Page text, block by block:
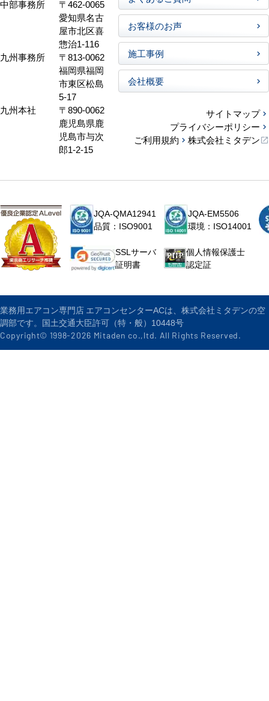
中部事務所
〒462-0065
愛知県名古
屋市北区喜
惣治1-116
九州事務所
〒813-0062
福岡県福岡
市東区松島
5-17
九州本社
〒890-0062
鹿児島県鹿
児島市与次
郎1-2-15
お客様のお声
施工事例
会社概要
サイトマップ
プライバシーポリシー
ご利用規約
株式会社ミタデン
JQA-QMA12941
品質：ISO9001
JQA-EM5506
環境：ISO14001
SSLサーバ
証明書
個人情報保護士
認定証
業務用エアコン専門店 エアコンセンターACは、株式会社ミタデンの空
調部です。国土交通大臣許可（特・般）10448号
Copyright© 1998-2026 Mitaden co.,ltd. All Rights Reserved.